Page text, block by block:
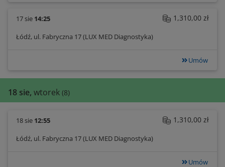
17 sie 14:25
Łódź, ul. Fabryczna 17 (LUX MED Diagnostyka)
1,310,00 zł
Umów
18 sie, wtorek (8)
18 sie 12:55
Łódź, ul. Fabryczna 17 (LUX MED Diagnostyka)
1,310,00 zł
Umów